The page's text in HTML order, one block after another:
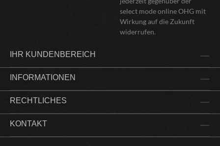
select mode online OHG mit
Wirkung auf die Zukunft
widerrufen.
IHR KUNDENBEREICH
INFORMATIONEN
RECHTLICHES
KONTAKT